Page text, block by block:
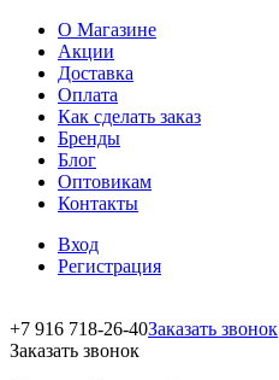
О Магазине
Акции
Доставка
Оплата
Как сделать заказ
Бренды
Блог
Оптовикам
Контакты
Вход
Регистрация
+7 916 718-26-40Заказать звонок
Заказать звонок